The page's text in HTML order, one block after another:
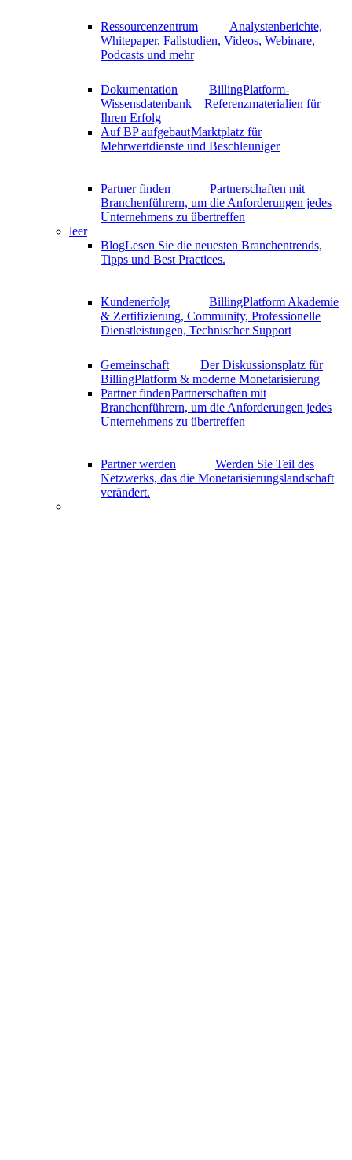
Ressourcenzentrum
Analystenberichte,
Whitepaper, Fallstudien, Videos, Webinare,
Podcasts und mehr
Dokumentation
BillingPlatform-
Wissensdatenbank – Referenzmaterialien für
Ihren Erfolg
Auf BP aufgebautMarktplatz für
Mehrwertdienste und Beschleuniger
Partner finden
Partnerschaften mit
Branchenführern, um die Anforderungen jedes
Unternehmens zu übertreffen
leer
BlogLesen Sie die neuesten Branchentrends,
Tipps und Best Practices.
Kundenerfolg
BillingPlatform Akademie
& Zertifizierung, Community, Professionelle
Dienstleistungen, Technischer Support
Gemeinschaft
Der Diskussionsplatz für
BillingPlatform & moderne Monetarisierung
Partner findenPartnerschaften mit
Branchenführern, um die Anforderungen jedes
Unternehmens zu übertreffen
Partner werden
Werden Sie Teil des
Netzwerks, das die Monetarisierungslandschaft
verändert.